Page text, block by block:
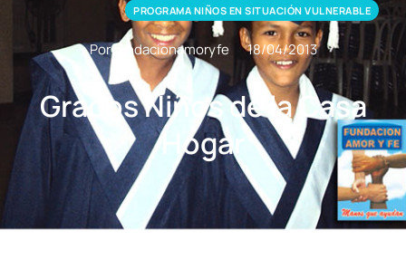
PROGRAMA NIÑOS EN SITUACIÓN VULNERABLE
Por fundacionamoryfe 18/04/2013
Grados Niños de la Casa
Hogar